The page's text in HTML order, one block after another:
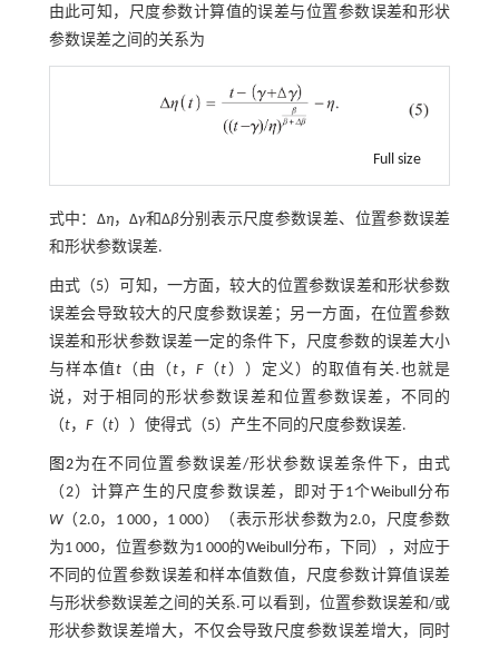
由此可知，尺度参数计算值的误差与位置参数误差和形状
参数误差之间的关系为
Full size
式中：Δη，Δγ和Δβ分别表示尺度参数误差、位置参数误差
和形状参数误差.
由式（5）可知，一方面，较大的位置参数误差和形状参数
误差会导致较大的尺度参数误差；另一方面，在位置参数
误差和形状参数误差一定的条件下，尺度参数的误差大小
与样本值t（由（t ，F（t ））定义）的取值有关.也就是
说，对于相同的形状参数误差和位置参数误差，不同的
（t， F（t））使得式（5）产生不同的尺度参数误差.
图2为在不同位置参数误差/形状参数误差条件下，由式
（2）计算产生的尺度参数误差，即对于1个Weibull分布
W（2.0，1 000，1 000）（表示形状参数为2.0，尺度参数
为1 000，位置参数为1 000的Weibull分布，下同），对应于
不同的位置参数误差和样本值数值，尺度参数计算值误差
与形状参数误差之间的关系.可以看到，位置参数误差和/或
形状参数误差增大，不仅会导致尺度参数误差增大，同时